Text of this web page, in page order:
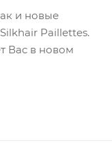
и новые
Paillettes.
Вас в новом